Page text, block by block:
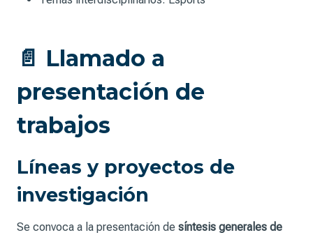
📄 Llamado a
presentación de
trabajos
Líneas y proyectos de
investigación
Se convoca a la presentación de síntesis generales de